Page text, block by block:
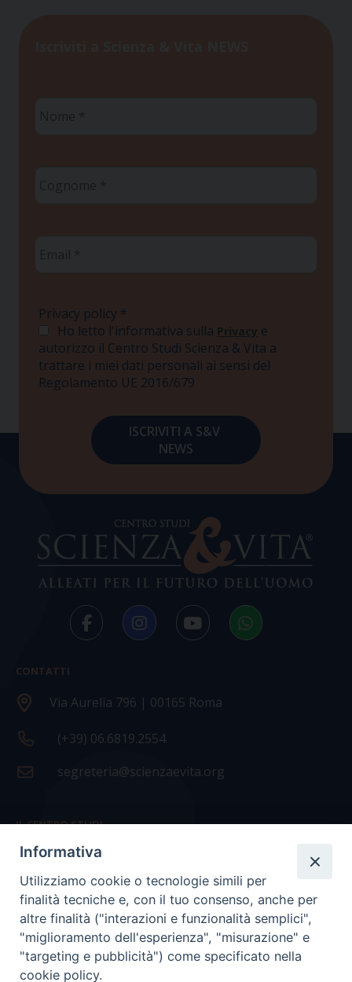
Privacy policy *
Ho letto l'informativa sulla Privacy e
autorizzo il Centro Studi Scienza & Vita a
trattare i miei dati personali ai sensi del
Regolamento UE 2016/679
CONTATTI
Via Aurelia 796 | 00165 Roma
(+39) 06.6819.2554
segreteria@scienzaevita.org
IL CENTRO STUDI
La nostra storia
Statuto
Presidenza e ufficio presidenza
Consiglio scientifico
Informativa
Utilizziamo cookie o tecnologie simili per
finalità tecniche e, con il tuo consenso, anche per
altre finalità ("interazioni e funzionalità semplici",
"miglioramento dell'esperienza", "misurazione" e
"targeting e pubblicità") come specificato nella
cookie policy.